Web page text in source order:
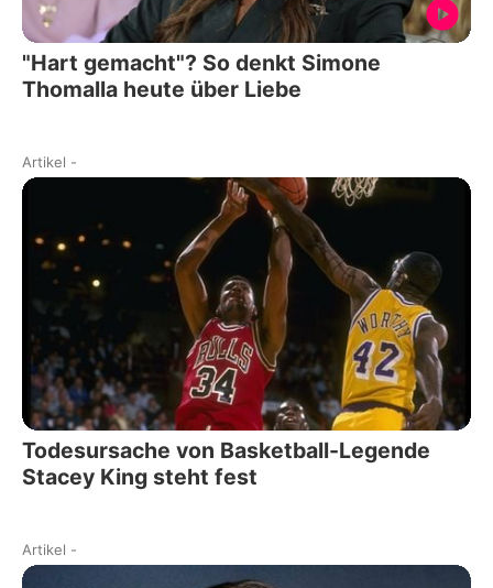
"Hart gemacht"? So denkt Simone
Thomalla heute über Liebe
Artikel -
Todesursache von Basketball-Legende
Stacey King steht fest
Artikel -